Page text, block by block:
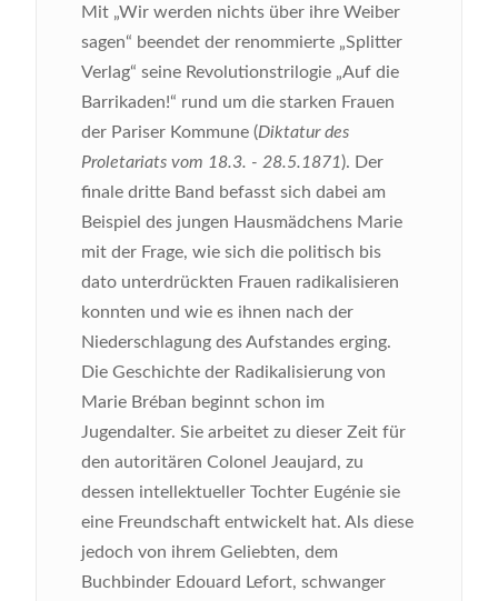
Mit „Wir werden nichts über ihre Weiber
sagen“ beendet der renommierte „Splitter
Verlag“ seine Revolutionstrilogie „Auf die
Barrikaden!“ rund um die starken Frauen
der Pariser Kommune (Diktatur des
Proletariats vom 18.3. - 28.5.1871). Der
finale dritte Band befasst sich dabei am
Beispiel des jungen Hausmädchens Marie
mit der Frage, wie sich die politisch bis
dato unterdrückten Frauen radikalisieren
konnten und wie es ihnen nach der
Niederschlagung des Aufstandes erging.
Die Geschichte der Radikalisierung von
Marie Bréban beginnt schon im
Jugendalter. Sie arbeitet zu dieser Zeit für
den autoritären Colonel Jeaujard, zu
dessen intellektueller Tochter Eugénie sie
eine Freundschaft entwickelt hat. Als diese
jedoch von ihrem Geliebten, dem
Buchbinder Edouard Lefort, schwanger